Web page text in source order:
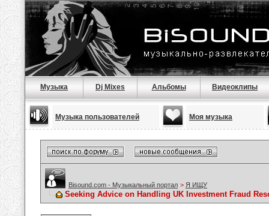
Музыка Dj Mixes Альбомы Видеоклипы
Музыка пользователей Моя музыка
Bisound.com - Музыкальный портал > Я ИЩУ
Seeking Advice on Handling UK Investment Fraud